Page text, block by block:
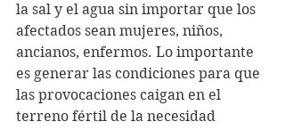
la sal y el agua sin importar que los
afectados sean mujeres, niños,
ancianos, enfermos. Lo importante
es generar las condiciones para que
las provocaciones caigan en el
terreno fértil de la necesidad